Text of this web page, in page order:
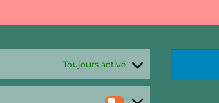
Toujours activé